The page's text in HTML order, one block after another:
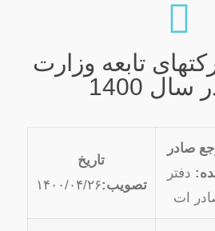
تابعه وزارت
1400
صادر
دفتر
ات
تاریخ
تصویب:۱۴۰۰/۰۴/۲۶